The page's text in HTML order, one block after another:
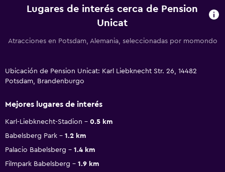
Lugares de interés cerca de Pension
Unicat
Atracciones en Potsdam, Alemania, seleccionadas por momondo
Ubicación de Pension Unicat: Karl Liebknecht Str. 26, 14482
Potsdam, Brandenburgo
Mejores lugares de interés
Karl-Liebknecht-Stadion
0.5 km
Babelsberg Park
1.2 km
Palacio Babelsberg
1.4 km
Filmpark Babelsberg
1.9 km